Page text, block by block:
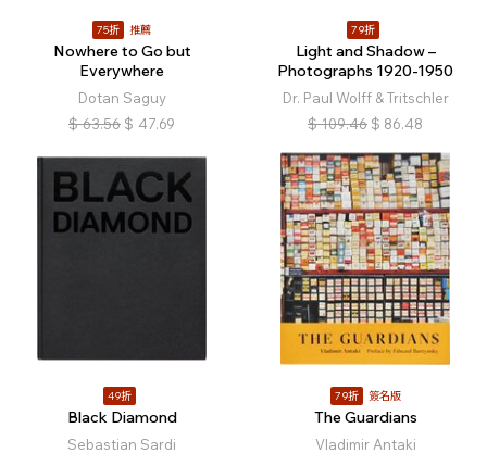
75折 推薦
Nowhere to Go but
Everywhere
Dotan Saguy
$ 63.56 $ 47.69
79折
Light and Shadow –
Photographs 1920-1950
Dr. Paul Wolff & Tritschler
$ 109.46 $ 86.48
49折
Black Diamond
Sebastian Sardi
79折 簽名版
The Guardians
Vladimir Antaki